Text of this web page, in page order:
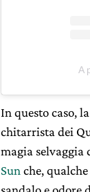
A
In questo caso,
chitarrista dei
magia selvaggia
Sunche,